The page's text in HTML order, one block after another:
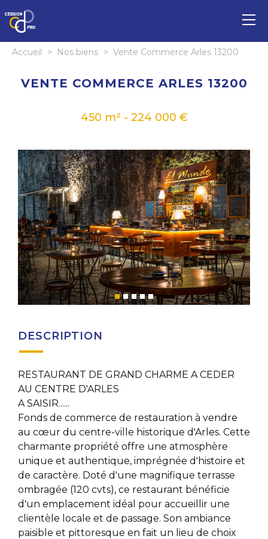
Accueil > Nos biens > Vente Commerce Arles 13200
VENTE COMMERCE ARLES 13200
450 m² - 224 000 €
DESCRIPTION
RESTAURANT DE GRAND CHARME A CEDER
AU CENTRE D'ARLES
A SAISIR......
Fonds de commerce de restauration à vendre
au cœur du centre-ville historique d'Arles. Cette
charmante propriété offre une atmosphère
unique et authentique, imprégnée d'histoire et
de caractère. Doté d'une magnifique terrasse
ombragée (120 cvts), ce restaurant bénéficie
d'un emplacement idéal pour accueillir une
clientèle locale et de passage. Son ambiance
paisible et pittoresque en fait un lieu de choix